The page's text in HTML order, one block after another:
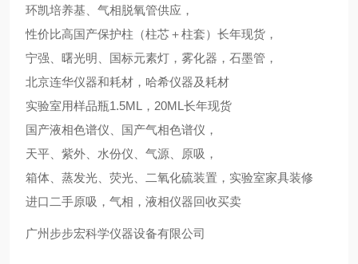
环凯培养基、气相脱氧管供应，
性价比高国产保护柱（柱芯＋柱套）长年现货，
宁强、曙光明、国标元素灯，雾化器，石墨管，
北京连华仪器和耗材，哈希仪器及耗材
实验室用样品瓶1.5ML，20ML长年现货
国产液相色谱仪、国产气相色谱仪，
天平、紫外、水份仪、气源、原吸，
箱体、蒸发光、荧光、二氧化硫装置，实验室家具装修
进口二手原吸，气相，液相仪器回收买卖
广州步步宏科学仪器设备有限公司